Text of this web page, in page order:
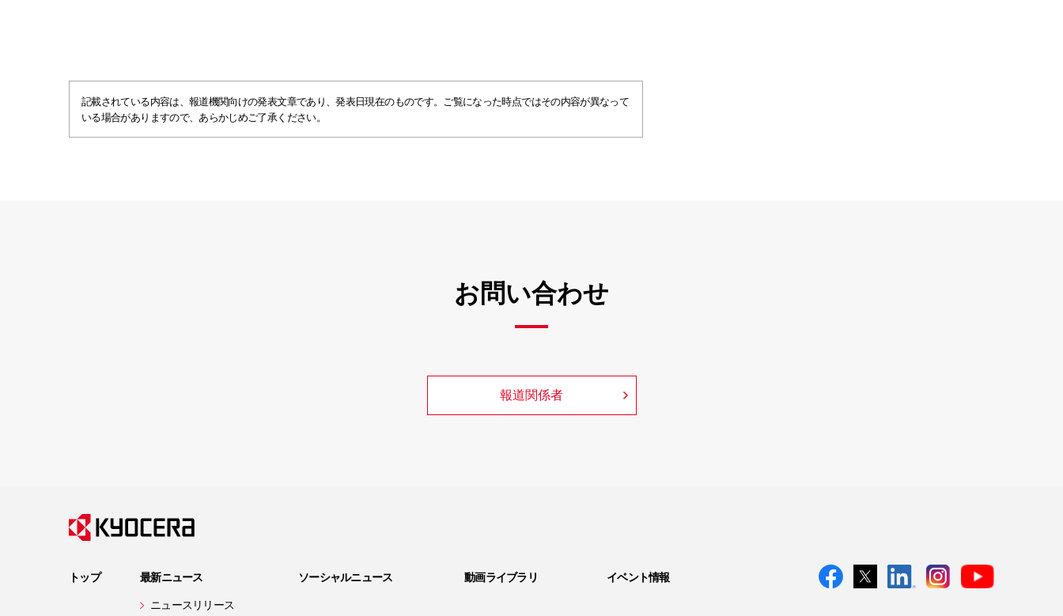
記載されている内容は、報道機関向けの発表文章であり、発表日現在のものです。ご覧になった時点ではその内容が異なって
いる場合がありますので、あらかじめご了承ください。
お問い合わせ
報道関係者
トップ
最新ニュース
ニュースリリース
ソーシャルニュース 動画ライブラリ イベント情報